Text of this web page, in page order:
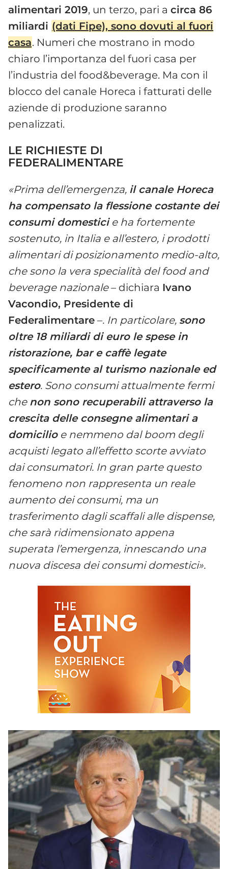
alimentari 2019, un terzo, pari a circa 86
miliardi (dati Fipe), sono dovuti al fuori
casa. Numeri che mostrano in modo
chiaro l’importanza del fuori casa per
l’industria del food&beverage. Ma con il
blocco del canale Horeca i fatturati delle
aziende di produzione saranno
penalizzati.
LE RICHIESTE DI
FEDERALIMENTARE
«Prima dell’emergenza, il canale Horeca
ha compensato la flessione costante dei
consumi domesticie ha fortemente
sostenuto, in Italia e all’estero, i prodotti
alimentari di posizionamento medio-alto,
che sono la vera specialità del food and
beverage nazionale– dichiara Ivano
Vacondio, Presidente di
Federalimentare –. In particolare, sono
oltre 18 miliardi di euro le spese in
ristorazione, bar e caffè legate
specificamente al turismo nazionale ed
estero. Sono consumi attualmente fermi
che non sono recuperabili attraverso la
crescita delle consegne alimentari a
domicilioe nemmeno dal boom degli
acquisti legato all’effetto scorte avviato
dai consumatori. In gran parte questo
fenomeno non rappresenta un reale
aumento dei consumi, ma un
trasferimento dagli scaffali alle dispense,
che sarà ridimensionato appena
superata l’emergenza, innescando una
nuova discesa dei consumi domestici».